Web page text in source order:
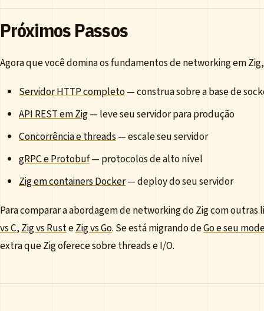
Próximos Passos
Agora que você domina os fundamentos de networking em
Servidor HTTP completo— construa sobre a base de
API REST em Zig— leve seu servidor para produção
Concorrência e threads— escale seu servidor
gRPC e Protobuf— protocolos de alto nível
Zig em containers Docker— deploy do seu servidor
Para comparar a abordagem de networking do Zig com outras
vs C,Zig vs RusteZig vs Go. Se está migrando deGo e seu
extra que Zig oferece sobre threads e I/O.